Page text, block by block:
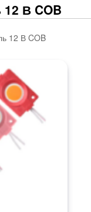
В COB
12 В COB